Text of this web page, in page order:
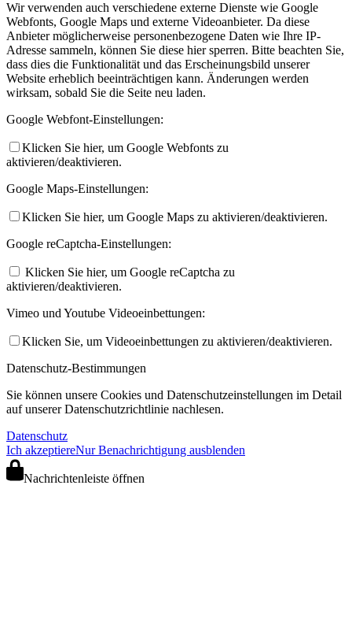
Wir verwenden auch verschiedene externe Dienste wie Google
Webfonts, Google Maps und externe Videoanbieter. Da diese
Anbieter möglicherweise personenbezogene Daten wie Ihre IP-
Adresse sammeln, können Sie diese hier sperren. Bitte beachten Sie,
dass dies die Funktionalität und das Erscheinungsbild unserer
Website erheblich beeinträchtigen kann. Änderungen werden
wirksam, sobald Sie die Seite neu laden.
Google Webfont-Einstellungen:
Klicken Sie hier, um Google Webfonts zu
aktivieren/deaktivieren.
Google Maps-Einstellungen:
Klicken Sie hier, um Google Maps zu aktivieren/deaktivieren.
Google reCaptcha-Einstellungen:
Klicken Sie hier, um Google reCaptcha zu
aktivieren/deaktivieren.
Vimeo und Youtube Videoeinbettungen:
Klicken Sie, um Videoeinbettungen zu aktivieren/deaktivieren.
Datenschutz-Bestimmungen
Sie können unsere Cookies und Datenschutzeinstellungen im Detail
auf unserer Datenschutzrichtlinie nachlesen.
Datenschutz
Ich akzeptiereNur Benachrichtigung ausblenden
Nachrichtenleiste öffnen